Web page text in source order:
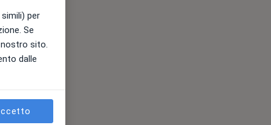
per
Se
sito.
dalle